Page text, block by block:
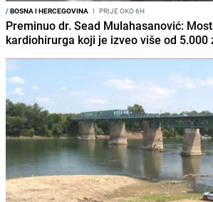
/BOSNA I HERCEGOVINA I PRIJE OKO 6H
Preminuo dr. Sead Mulahasanović:
kardiohirurga koji je izveo više od 5.000